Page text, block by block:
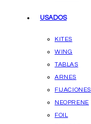
USADOS
KITES
WING
TABLAS
ARNES
FIJACIONES
NEOPRENE
FOIL